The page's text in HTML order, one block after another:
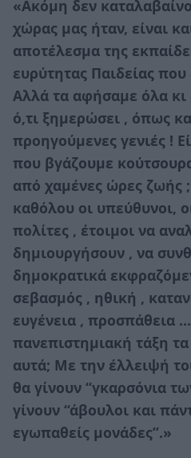
«Ακόμη δεν
χώρας μας ήταν, είναι
αποτέλεσμα της
ευρύτητας Παιδείας
Αλλά τα αφήσαμε όλα κι
ό,τι ξημερώσει , όπως
προηγούμενες γενιές !
που βγάζουμε
από χαμένες ώρες ζωής
καθόλου οι υπεύθυνοι,
πολίτες , έτοιμοι να
δημιουργήσουν , να
δημοκρατικά
σεβασμός , ηθική ,
ευγένεια , προσπάθεια
πανεπιστημιακή τάξη
αυτά; Με την έλλειψή
θα γίνουν “γκαρσόνια
γίνουν “άβουλοι και
εγωπαθείς μονάδες”.»